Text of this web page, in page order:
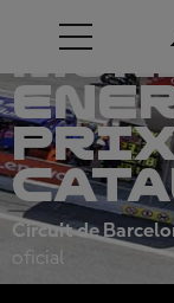
Circuit de
oficial